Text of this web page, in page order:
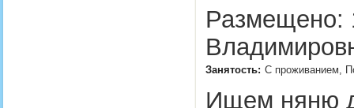
Размещено:
Занятость: С проживанием,
Ищем няню